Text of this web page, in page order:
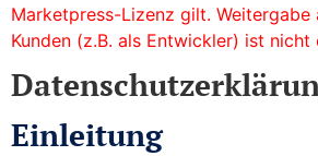
Marketpress-Lizenz gilt. Weitergabe
Kunden (z.B. als Entwickler) ist nicht
Einleitung